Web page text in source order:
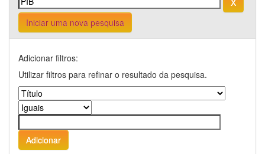
Iniciar uma nova pesquisa
Adicionar filtros:
Utilizar filtros para refinar o resultado da pesquisa.